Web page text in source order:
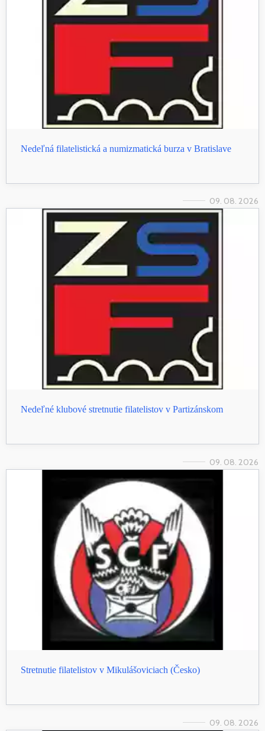
Nedeľná filatelistická a numizmatická burza v Bratislave
09. 08. 2026
Nedeľné klubové stretnutie filatelistov v Partizánskom
09. 08. 2026
Stretnutie filatelistov v Mikulášoviciach (Česko)
09. 08. 2026